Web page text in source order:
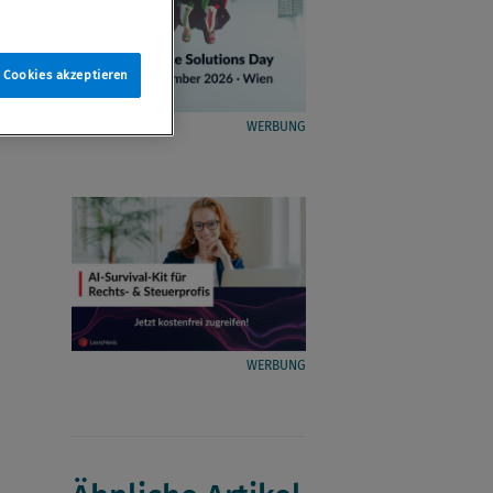
WERBUNG
WERBUNG
Cookies akzeptieren